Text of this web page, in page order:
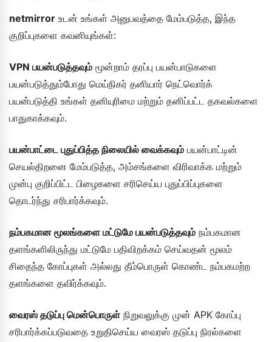
netmirror உடன் உங்கள் அனுபவத்தை மேம்படுத்த, இந்த
குறிப்புகளை கவனியுங்கள்:
VPN பயன்படுத்தவும் மூன்றாம் தரப்பு பயன்பாடுகளை
பயன்படுத்தும்போது மெய்நிகர் தனியார் நெட்வொர்க்
பயன்படுத்தி உங்கள் தனியுரிமை மற்றும் தனிப்பட்ட தகவல்களை
பாதுகாக்கவும்.
பயன்பாட்டை புதுப்பித்த நிலையில் வைக்கவும் பயன்பாட்டின்
செயல்திறனை மேம்படுத்த, அம்சங்களை விரிவாக்க மற்றும்
முன்பு குறிப்பிட்ட பிழைகளை சரிசெய்ய புதுப்பிப்புகளை
தொடர்ந்து சரிபார்க்கவும்.
நம்பகமான மூலங்களை மட்டுமே பயன்படுத்தவும் நம்பகமான
தளங்களிலிருந்து மட்டுமே பதிவிறக்கம் செய்வதன் மூலம்
சிதைந்த கோப்புகள் அல்லது தீம்பொருள் கொண்ட நம்பகமற்ற
தளங்களை தவிர்க்கவும்.
வைரஸ் தடுப்பு மென்பொருள் நிறுவலுக்கு முன் APK கோப்பு
சரிபார்க்கப்படுவதை உறுதிசெய்ய வைரஸ் தடுப்பு நிரல்களை